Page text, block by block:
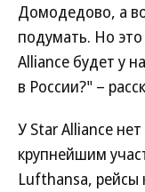
Домодедово, а
подумать. Но
Alliance будет у
в России?" –
У Star Alliance
крупнейшим
Lufthansa, рейсы